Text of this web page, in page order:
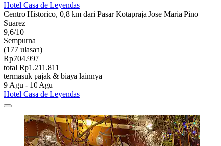
Hotel Casa de Leyendas
Centro Historico, 0,8 km dari Pasar Kotapraja Jose Maria Pino
Suarez
9,6/10
Sempurna
(177 ulasan)
Rp704.997
total Rp1.211.811
termasuk pajak & biaya lainnya
9 Agu - 10 Agu
Hotel Casa de Leyendas